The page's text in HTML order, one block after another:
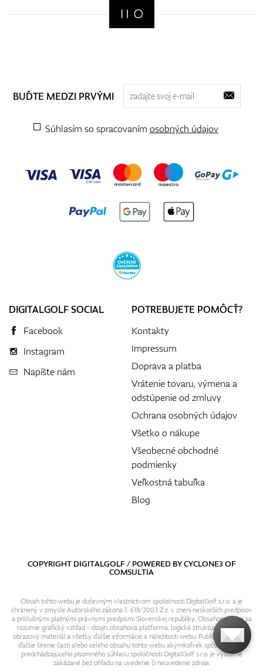
BUĎTE MEDZI PRVÝMI
Súhlasím so spracovaním osobných údajov
DIGITALGOLF SOCIAL
Facebook
Instagram
Napíšte nám
POTREBUJETE POMÔCŤ?
Kontakty
Impressum
Doprava a platba
Vrátenie tovaru, výmena a
odstúpenie od zmluvy
Ochrana osobných údajov
Všetko o nákupe
Všeobecné obchodné
podmienky
Veľkostná tabuľka
Blog
COPYRIGHT DIGITALGOLF / POWERED BYCYCLONE3OF
COMSULTIA
Obsah tohto webu je duševným vlastníctvom spoločnosti DigitalGolf s.r.o. a je
chránený v zmysle Autorského zákona č. 618/2003 Z.z. v znení neskorších predpisov
a príslušnými platnými právnymi predpismi Slovenskej republiky. Obsahom webu sa
rozumie grafický vzhľad - dizajn, obsahová platforma, logická štruktúra, textový i
obrazový materiál a všetky ďalšie informácie a náležitosti webu. Publikovanie resp.
ďalšie šírenie časti alebo celého obsahu tohto webu akýmkoľvek spôsobom bez
predchádzajúceho písomného súhlasu spoločnosti DigitalGolf s.r.o. je výslovne
zakázané bez ohľadu na uvedenie či neuvedenie zdroja.